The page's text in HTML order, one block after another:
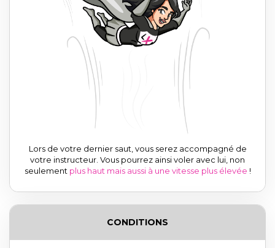
Lors de votre dernier saut, vous serez accompagné de
votre instructeur. Vous pourrez ainsi voler avec lui, non
seulement plus haut mais aussi à une vitesse plus élevée !
CONDITIONS